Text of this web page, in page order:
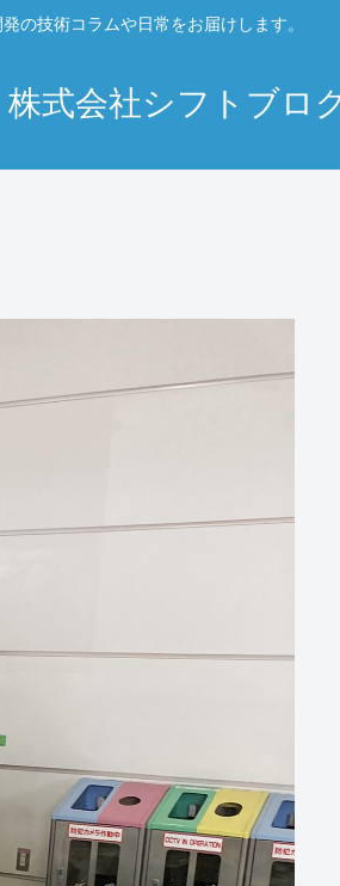
の技術コラムや日常をお届けします。
式会社シフトブロ